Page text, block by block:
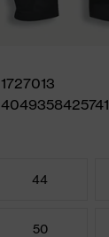
1727013
4049358425741
44
50